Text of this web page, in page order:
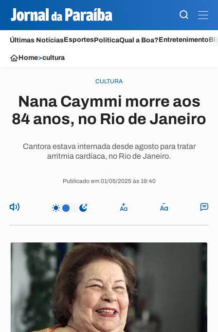
Últimas NotíciasEsportesPolíticaQual a Boa?Entretenimento
Home>cultura
CULTURA
Nana Caymmi morre aos
84 anos, no Rio de Janeiro
Cantora estava internada desde agosto para tratar
arritmia cardíaca, no Rio de Janeiro.
Publicado em 01/05/2025 às 19:40